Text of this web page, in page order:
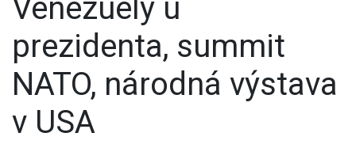
Venezuely u
prezidenta, summit
NATO, národná výstava
v USA